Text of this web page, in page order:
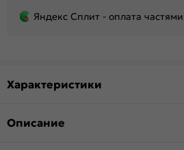
Яндекс Сплит - оплата частями
Характеристики
Описание